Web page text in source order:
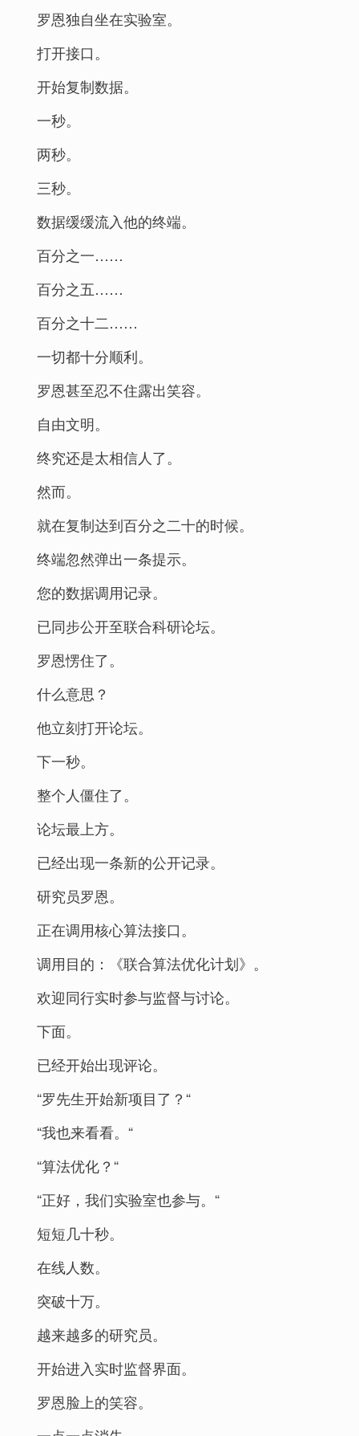
罗恩独自坐在实验室。
打开接口。
开始复制数据。
一秒。
两秒。
三秒。
数据缓缓流入他的终端。
百分之一……
百分之五……
百分之十二……
一切都十分顺利。
罗恩甚至忍不住露出笑容。
自由文明。
终究还是太相信人了。
然而。
就在复制达到百分之二十的时候。
终端忽然弹出一条提示。
您的数据调用记录。
已同步公开至联合科研论坛。
罗恩愣住了。
什么意思？
他立刻打开论坛。
下一秒。
整个人僵住了。
论坛最上方。
已经出现一条新的公开记录。
研究员罗恩。
正在调用核心算法接口。
调用目的：《联合算法优化计划》。
欢迎同行实时参与监督与讨论。
下面。
已经开始出现评论。
“罗先生开始新项目了？“
“我也来看看。“
“算法优化？“
“正好，我们实验室也参与。“
短短几十秒。
在线人数。
突破十万。
越来越多的研究员。
开始进入实时监督界面。
罗恩脸上的笑容。